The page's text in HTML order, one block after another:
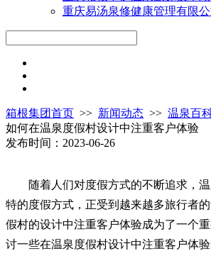
重庆易汤泉修健康管理有限公
箱根集团首页 >> 新闻动态 >> 温泉百
如何在温泉度假村设计中注重客户体验
发布时间：2023-06-26
随着人们对度假方式的不断追求，温
特的度假方式，正受到越来越多旅行者
假村的设计中注重客户体验成为了一个
讨一些在温泉度假村设计中注重客户体验